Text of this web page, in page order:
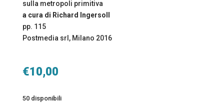
sulla metropoli primitiva
a cura di Richard Ingersoll
pp. 115
Postmedia srl, Milano 2016
€10,00
50 disponibili